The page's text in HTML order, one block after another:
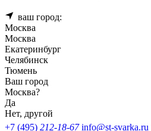
ваш город:
Москва
Москва
Екатеринбург
Челябинск
Тюмень
Ваш город
Москва?
Да
Нет, другой
+7 (495) 212-18-67 info@st-svarka.ru